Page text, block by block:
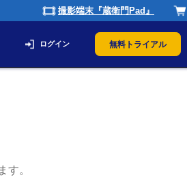
撮影端末『蔵衛門Pad』
ログイン 無料トライアル
す。